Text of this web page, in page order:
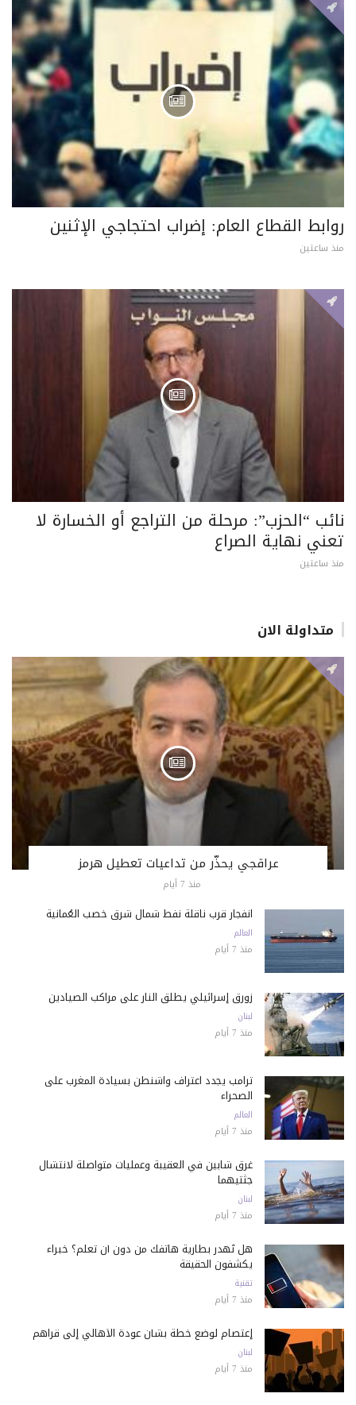
روابط القطاع العام: إضراب احتجاجي الإثنين
منذ ساعتين
نائب “الحزب”: مرحلة من التراجع أو الخسارة لا
تعني نهاية الصراع
منذ ساعتين
متداولة الان
عراقجي يحذّر من تداعيات تعطيل هرمز
منذ 7 أيام
انفجار قرب ناقلة نفط شمال شرق خصب العُمانية
العالم
منذ 7 أيام
زورق إسرائيلي يطلق النار على مراكب الصيادين
لبنان
منذ 7 أيام
ترامب يجدد اعتراف واشنطن بسيادة المغرب على
الصحراء
العالم
منذ 7 أيام
غرق شابين في العقيبة وعمليات متواصلة لانتشال
جثتيهما
لبنان
منذ 7 أيام
هل تُهدر بطارية هاتفك من دون أن تعلم؟ خبراء
يكشفون الحقيقة
تقنية
منذ 7 أيام
إعتصام لوضع خطة بشأن عودة الأهالي إلى قراهم
لبنان
منذ 7 أيام